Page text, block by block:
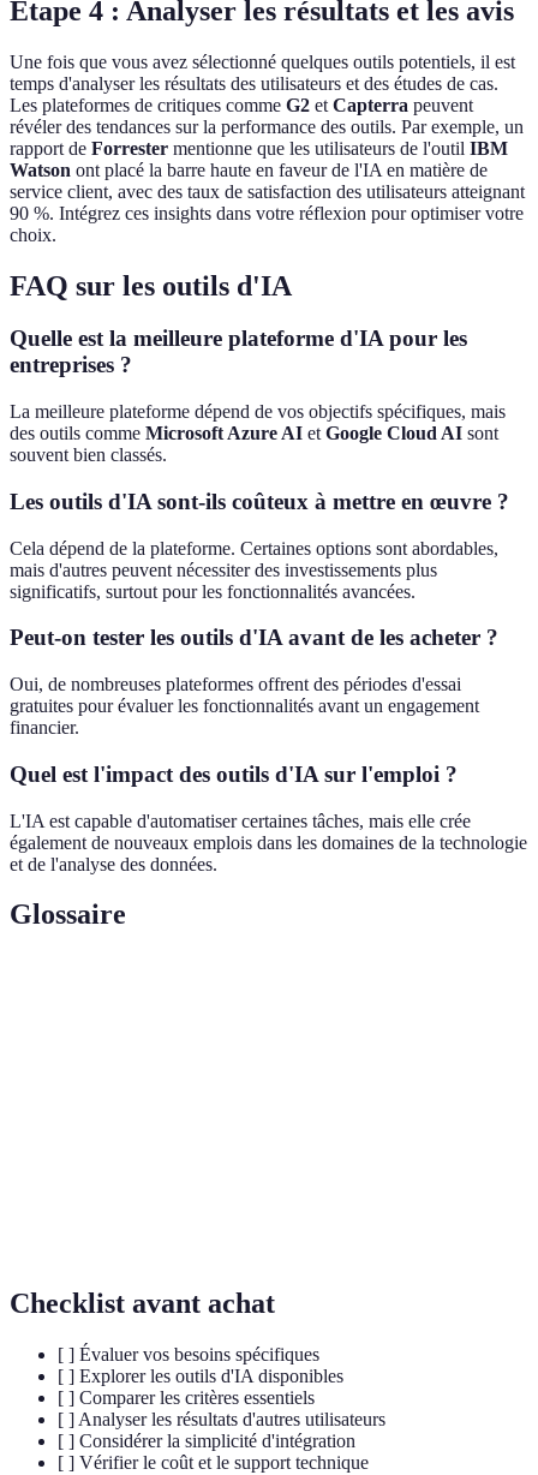
Étape 4 : Analyser les résultats et les avis
Une fois que vous avez sélectionné quelques outils potentiels, il est
temps d'analyser les résultats des utilisateurs et des études de cas.
Les plateformes de critiques comme G2 et Capterra peuvent
révéler des tendances sur la performance des outils. Par exemple, un
rapport de Forrester mentionne que les utilisateurs de l'outil IBM
Watson ont placé la barre haute en faveur de l'IA en matière de
service client, avec des taux de satisfaction des utilisateurs atteignant
90 %. Intégrez ces insights dans votre réflexion pour optimiser votre
choix.
FAQ sur les outils d'IA
Quelle est la meilleure plateforme d'IA pour les
entreprises ?
La meilleure plateforme dépend de vos objectifs spécifiques, mais
des outils comme Microsoft Azure AI et Google Cloud AI sont
souvent bien classés.
Les outils d'IA sont-ils coûteux à mettre en œuvre ?
Cela dépend de la plateforme. Certaines options sont abordables,
mais d'autres peuvent nécessiter des investissements plus
significatifs, surtout pour les fonctionnalités avancées.
Peut-on tester les outils d'IA avant de les acheter ?
Oui, de nombreuses plateformes offrent des périodes d'essai
gratuites pour évaluer les fonctionnalités avant un engagement
financier.
Quel est l'impact des outils d'IA sur l'emploi ?
L'IA est capable d'automatiser certaines tâches, mais elle crée
également de nouveaux emplois dans les domaines de la technologie
et de l'analyse des données.
Glossaire
Checklist avant achat
[ ] Évaluer vos besoins spécifiques
[ ] Explorer les outils d'IA disponibles
[ ] Comparer les critères essentiels
[ ] Analyser les résultats d'autres utilisateurs
[ ] Considérer la simplicité d'intégration
[ ] Vérifier le coût et le support technique